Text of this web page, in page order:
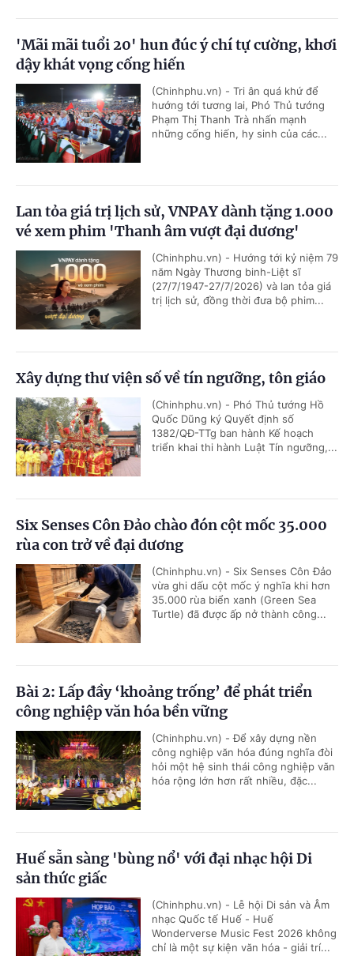
'Mãi mãi tuổi 20' hun đúc ý chí tự cường, khơi
dậy khát vọng cống hiến
(Chinhphu.vn) - Tri ân quá khứ để
hướng tới tương lai, Phó Thủ tướng
Phạm Thị Thanh Trà nhấn mạnh
những cống hiến, hy sinh của các...
Lan tỏa giá trị lịch sử, VNPAY dành tặng 1.000
vé xem phim 'Thanh âm vượt đại dương'
(Chinhphu.vn) - Hướng tới kỷ niệm 79
năm Ngày Thương binh-Liệt sĩ
(27/7/1947-27/7/2026) và lan tỏa giá
trị lịch sử, đồng thời đưa bộ phim...
Xây dựng thư viện số về tín ngưỡng, tôn giáo
(Chinhphu.vn) - Phó Thủ tướng Hồ
Quốc Dũng ký Quyết định số
1382/QĐ-TTg ban hành Kế hoạch
triển khai thi hành Luật Tín ngưỡng,...
Six Senses Côn Đảo chào đón cột mốc 35.000
rùa con trở về đại dương
(Chinhphu.vn) - Six Senses Côn Đảo
vừa ghi dấu cột mốc ý nghĩa khi hơn
35.000 rùa biển xanh (Green Sea
Turtle) đã được ấp nở thành công...
Bài 2: Lấp đầy ‘khoảng trống’ để phát triển
công nghiệp văn hóa bền vững
(Chinhphu.vn) - Để xây dựng nền
công nghiệp văn hóa đúng nghĩa đòi
hỏi một hệ sinh thái công nghiệp văn
hóa rộng lớn hơn rất nhiều, đặc...
Huế sẵn sàng 'bùng nổ' với đại nhạc hội Di
sản thức giấc
(Chinhphu.vn) - Lễ hội Di sản và Âm
nhạc Quốc tế Huế - Huế
Wonderverse Music Fest 2026 không
chỉ là một sự kiện văn hóa - giải trí...